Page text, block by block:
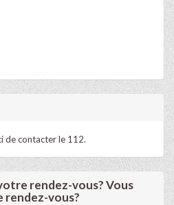
de contacter le 112.
rendez-vous? Vous
rendez-vous?